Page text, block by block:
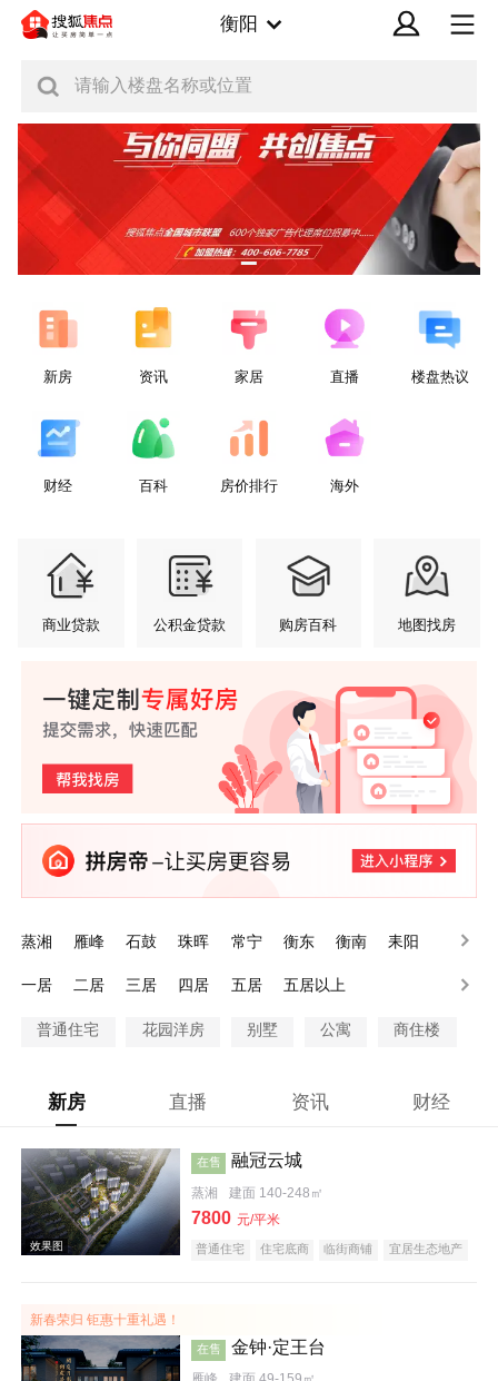
衡阳
请输入楼盘名称或位置
新房 资讯 家居 直播 楼盘热议
财经 百科 房价排行 海外
商业贷款 公积金贷款 购房百科 地图找房
蒸湘 雁峰 石鼓 珠晖 常宁 衡东 衡南
耒阳
一居
二居 三居 四居 五居 五居以上
普通住宅 花园洋房 别墅 公寓 商住楼
新房 直播 资讯 财经
在售 融冠云城
蒸湘 建面 140-248㎡
7800 元/平米
普通住宅 住宅底商 临街商铺
宜居生态地产
新春荣归 钜惠十重礼遇！
在售 金钟·定王台